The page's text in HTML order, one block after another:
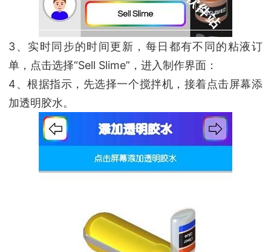
3、实时同步的时间更新，每日都有不同的粘液订
单，点击选择“Sell Slime”，进入制作界面：
4、根据指示，先选择一个搅拌机，接着点击屏幕添
加透明胶水。